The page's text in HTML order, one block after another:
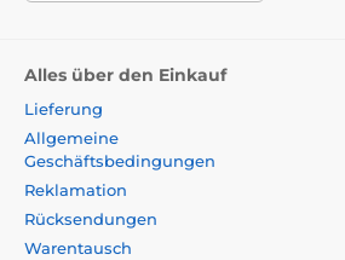
Alles über den Einkauf
Lieferung
Allgemeine
Geschäftsbedingungen
Reklamation
Rücksendungen
Warentausch